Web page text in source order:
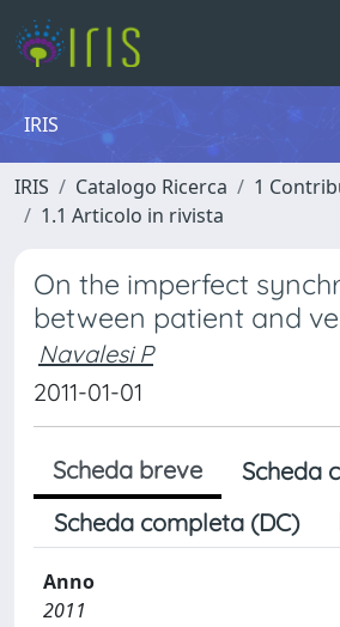
IRIS
IRIS Catalogo Ricerca
1
1.1 Articolo in rivista
On the imperfect
between patient and
Navalesi P
2011-01-01
Scheda breve
Scheda
Scheda completa (DC)
Anno
2011